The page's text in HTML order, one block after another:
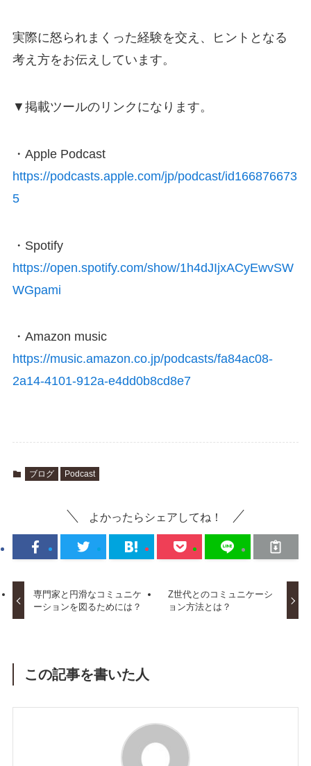
実際に怒られまくった経験を交え、ヒントとなる
考え方をお伝えしています。
▼掲載ツールのリンクになります。
・Apple Podcast
https://podcasts.apple.com/jp/podcast/id166876673
5
・Spotify
https://open.spotify.com/show/1h4dJIjxACyEwvSW
WGpami
・Amazon music
https://music.amazon.co.jp/podcasts/fa84ac08-
2a14-4101-912a-e4dd0b8cd8e7
ブログ Podcast
よかったらシェアしてね！
専門家と円滑なコミュニケ
ーションを図るためには？
Z世代とのコミュニケーシ
ョン方法とは？
この記事を書いた人